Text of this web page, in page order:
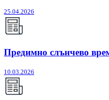
25.04.2026
Предимно слънчево
10.03.2026